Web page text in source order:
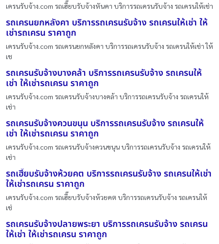
เครนรับจ้าง.com รถเฮี๊ยบรับจ้างหันคา บริการรถเครนรับจ้าง รถเครนให้เช่า
รถเครนยกหลังคา บริการรถเครนรับจ้าง รถเครนให้เช่า ให้
เช่ารถเครน ราคาถูก
เครนรับจ้าง.com รถเครนยกหลังคา บริการรถเครนรับจ้าง รถเครนให้เช่า ให้
เช
รถเครนรับจ้างบางคล้า บริการรถเครนรับจ้าง รถเครนให้
เช่า ให้เช่ารถเครน ราคาถูก
เครนรับจ้าง.com รถเครนรับจ้างบางคล้า บริการรถเครนรับจ้าง รถเครนให้
เช่า
รถเครนรับจ้างควนขนุน บริการรถเครนรับจ้าง รถเครนให้
เช่า ให้เช่ารถเครน ราคาถูก
เครนรับจ้าง.com รถเครนรับจ้างควนขนุน บริการรถเครนรับจ้าง รถเครนให้
เช่า
รถเฮี๊ยบรับจ้างห้วยคต บริการรถเครนรับจ้าง รถเครนให้เช่า
ให้เช่ารถเครน ราคาถูก
เครนรับจ้าง.com รถเฮี๊ยบรับจ้างห้วยคต บริการรถเครนรับจ้าง รถเครนให้
เช่
รถเครนรับจ้างปลายพระยา บริการรถเครนรับจ้าง รถเครน
ให้เช่า ให้เช่ารถเครน ราคาถูก